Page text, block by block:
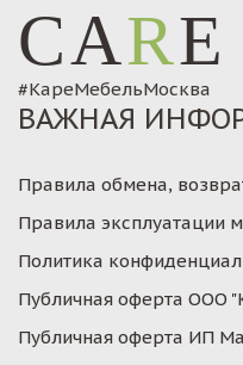
CARE
#КареМебельМосква
ВАЖНАЯ
Правила обмена,
Правила эксплуатации
Политика
Публичная оферта ООО
Публичная оферта ИП